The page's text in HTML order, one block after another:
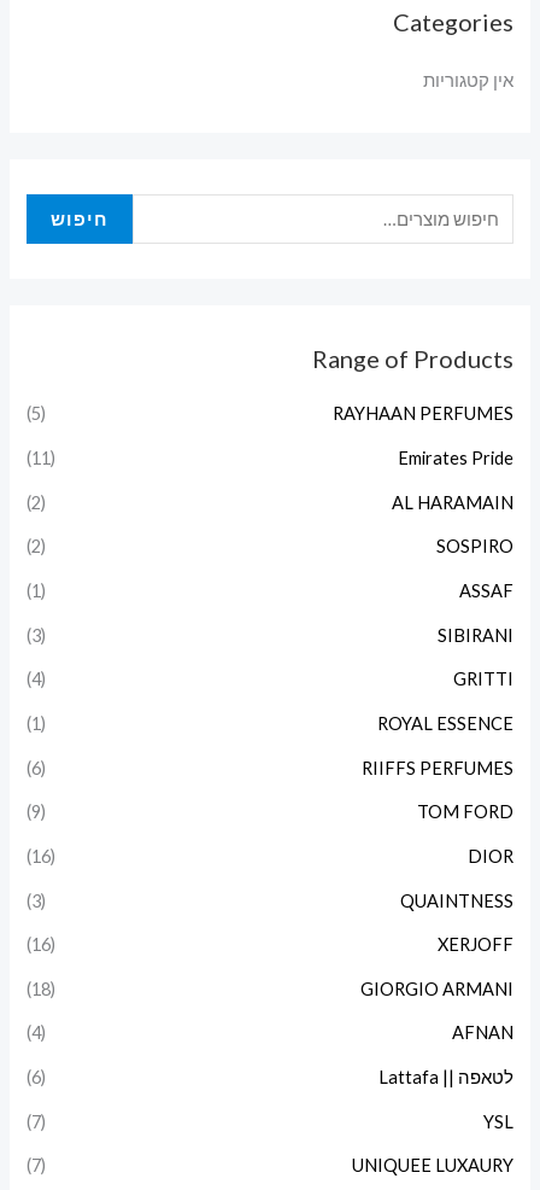
Categories
אין קטגוריות
חיפוש
Range of Products
RAYHAAN PERFUMES
(5)
Emirates Pride
(11)
AL HARAMAIN
(2)
SOSPIRO
(2)
ASSAF
(1)
SIBIRANI
(3)
GRITTI
(4)
ROYAL ESSENCE
(1)
RIIFFS PERFUMES
(6)
TOM FORD
(9)
DIOR
(16)
QUAINTNESS
(3)
XERJOFF
(16)
GIORGIO ARMANI
(18)
AFNAN
(4)
לטאפה || Lattafa (6)
YSL
(7)
UNIQUEE LUXAURY
(7)